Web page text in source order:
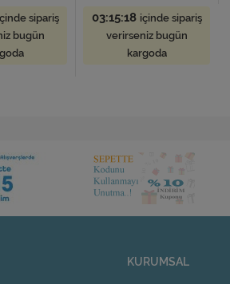
sipariş
bugün
03:15:17 içinde sipariş
verirseniz bugün
kargoda
KURUMSAL